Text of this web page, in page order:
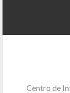
Centro de